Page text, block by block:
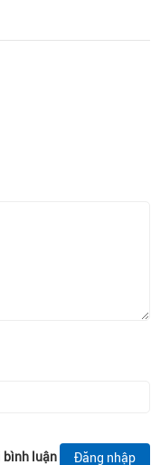
bình luận Đăng nhập